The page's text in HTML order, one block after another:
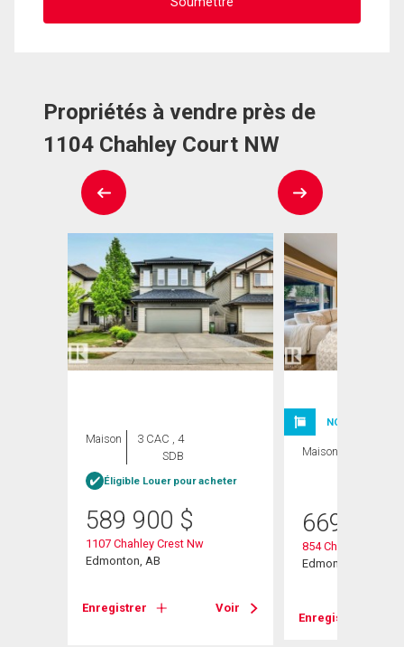
Propriétés à vendre près de
1104 Chahley Court NW
Maison
3 CAC , 4
SDB
Éligible Louer pour acheter
589 900 $
1107 Chahley Crest Nw
Edmonton, AB
Enregistrer Voir
NOUVELLE
Maison
669 800
854 Chahley Way
Edmonton, AB
Enregistrer